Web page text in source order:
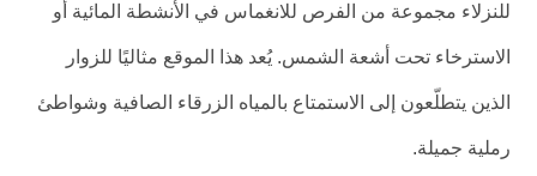
للنزلاء مجموعة من الفرص للانغماس في الأنشطة المائية أو
الاسترخاء تحت أشعة الشمس. يُعد هذا الموقع مثاليًا للزوار
الذين يتطلّعون إلى الاستمتاع بالمياه الزرقاء الصافية وشواطئ
رملية جميلة.